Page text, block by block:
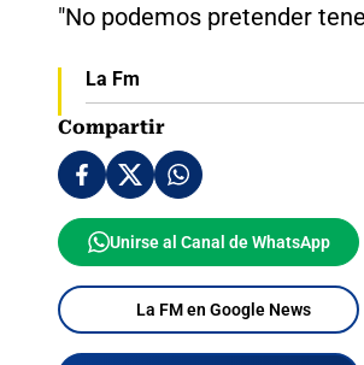
"No podemos pretender
La Fm
Compartir
Unirse al Canal de WhatsApp
La FM en Google News